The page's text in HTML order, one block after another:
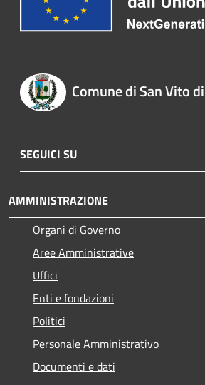
Comune di San Vito
SEGUICI SU
AMMINISTRAZIONE
Organi di Governo
Aree Amministrative
Uffici
Enti e fondazioni
Politici
Personale Amministrativo
Documenti e dati